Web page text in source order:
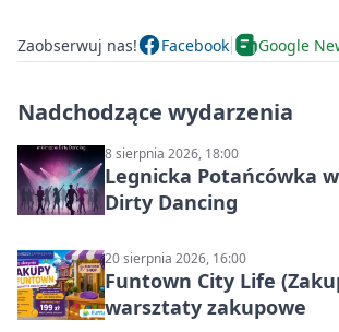
Zaobserwuj nas! Facebook Google
Nadchodzące wydarzenia
8 sierpnia 2026, 18:00
Legnicka Potańcówka
Dirty Dancing
20 sierpnia 2026, 16:00
Funtown City Life
warsztaty zakupowe